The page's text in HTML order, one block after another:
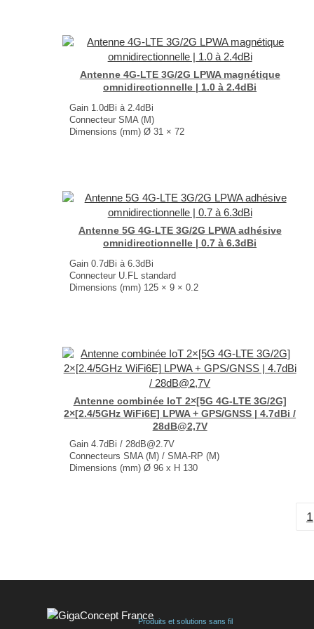
Antenne 4G-LTE 3G/2G LPWA magnétique
omnidirectionnelle | 1.0 à 2.4dBi
Gain 1.0dBi à 2.4dBi
Connecteur SMA (M)
Dimensions (mm) Ø 31 × 72
Antenne 5G 4G-LTE 3G/2G LPWA adhésive
omnidirectionnelle | 0.7 à 6.3dBi
Gain 0.7dBi à 6.3dBi
Connecteur U.FL standard
Dimensions (mm) 125 × 9 × 0.2
Antenne combinée IoT 2×[5G 4G-LTE 3G/2G]
2×[2.4/5GHz WiFi6E] LPWA + GPS/GNSS | 4.7dBi /
28dB@2,7V
Gain 4.7dBi / 28dB@2.7V
Connecteurs SMA (M) / SMA-RP (M)
Dimensions (mm) Ø 96 x H 130
1
Produits et solutions sans fil